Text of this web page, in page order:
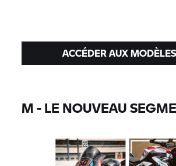
ACCÉDER AUX
M - LE NOUVEAU